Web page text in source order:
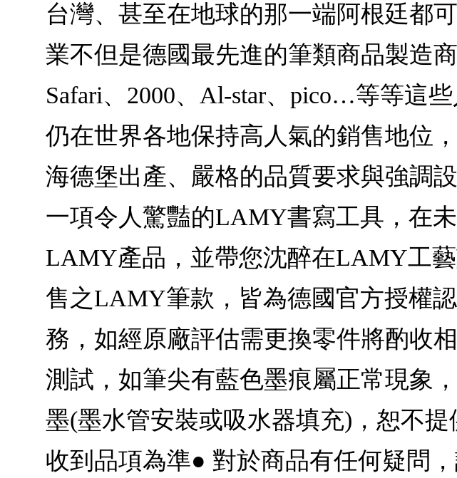
台灣、甚至在地球的那一端阿根廷都
業不但是德國最先進的筆類商品製造
Safari、2000、Al-star、pico…等等這
仍在世界各地保持高人氣的銷售地位
海德堡出產、嚴格的品質要求與強調
一項令人驚豔的LAMY書寫工具，在
LAMY產品，並帶您沈醉在LAMY工
售之LAMY筆款，皆為德國官方授權
務，如經原廠評估需更換零件將酌收
測試，如筆尖有藍色墨痕屬正常現象
墨(墨水管安裝或吸水器填充)，恕不
收到品項為準● 對於商品有任何疑問